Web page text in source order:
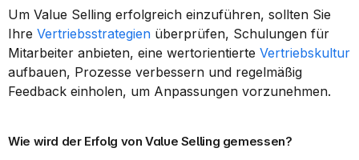
Um Value Selling erfolgreich einzuführen, sollten Sie
Ihre Vertriebsstrategien überprüfen, Schulungen für
Mitarbeiter anbieten, eine wertorientierte Vertriebskultur
aufbauen, Prozesse verbessern und regelmäßig
Feedback einholen, um Anpassungen vorzunehmen.
Wie wird der Erfolg von Value Selling gemessen?